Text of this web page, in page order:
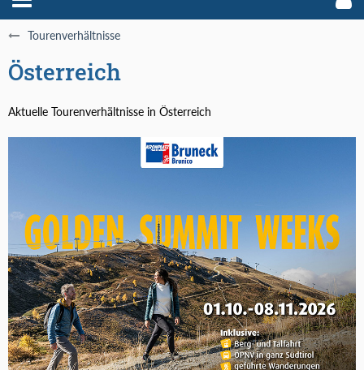
Tourenverhältnisse
Österreich
Aktuelle Tourenverhältnisse in Österreich